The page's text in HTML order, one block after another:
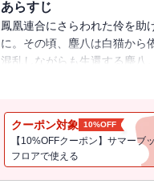
あらすじ
鳳凰連合にさらわれた伶を助
に。その頃、塵八は白猫か
混乱しながらも生還する塵八
平重工、飛竜会、ヴェルシ
クーポン対象 10%OFF
【10%OFFクーポン】サマーブ
フロアで使える